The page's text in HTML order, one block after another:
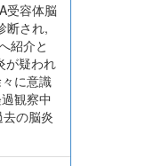
受容体脳
断され,
紹介と
が疑われ
に意識
観察中
の脳炎